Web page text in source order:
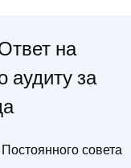
на
за
совета